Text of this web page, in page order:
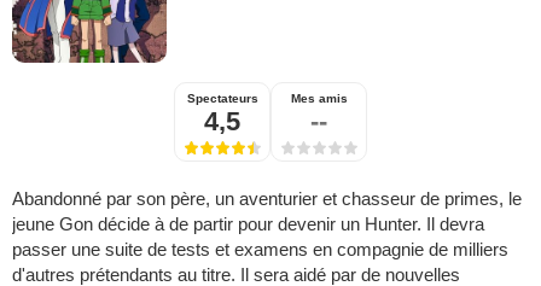
Spectateurs
4,5
Mes amis
--
Abandonné par son père, un aventurier et chasseur de primes, le
jeune Gon décide à de partir pour devenir un Hunter. Il devra
passer une suite de tests et examens en compagnie de milliers
d'autres prétendants au titre. Il sera aidé par de nouvelles